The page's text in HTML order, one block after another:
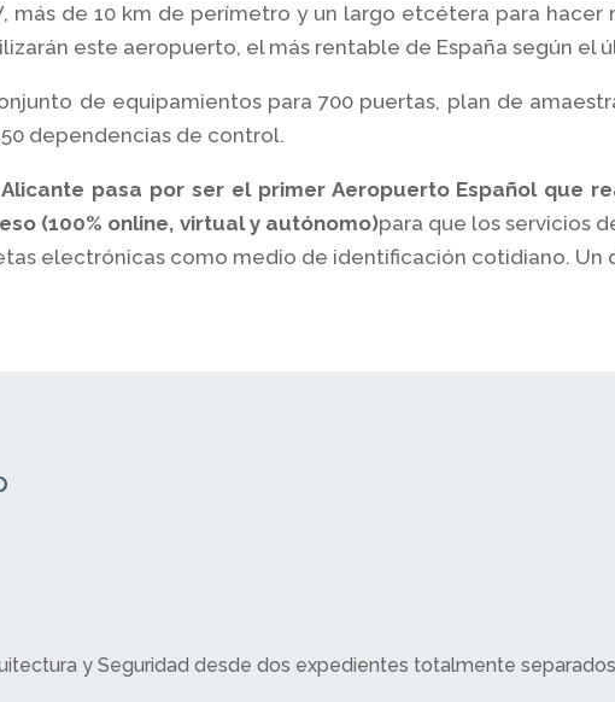
más de 10 km de perímetro y un largo etcétera para
este aeropuerto, el más rentable de España según el
de equipamientos para 700 puertas, plan de
dependencias de control.
pasa por ser el primer Aeropuerto Español que
(100% online, virtual y autónomo)para que los servicios
electrónicas como medio de identificación cotidiano. Un
y Seguridad desde dos expedientes totalmente